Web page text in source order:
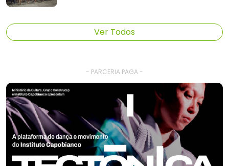
Ver Todos
- PARCERIA PAGA -